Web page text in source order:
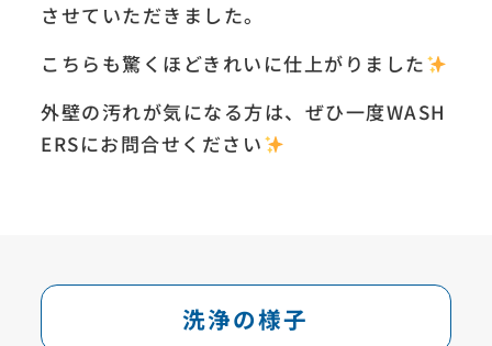
させていただきました。
こちらも驚くほどきれいに仕上がりました
外壁の汚れが気になる方は、ぜひ一度WASH
ERSにお問合せください
洗浄の様子